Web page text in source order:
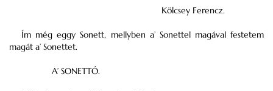
Kölcsey Ferencz.
Ím még eggy Sonett, mellyben a’ Sonettel magával festetem
magát a’ Sonettet.
A’ SONETTÓ.